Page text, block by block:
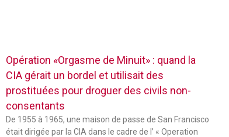
Opération «Orgasme de Minuit» : quand la
CIA gérait un bordel et utilisait des
prostituées pour droguer des civils non-
consentants
De 1955 à 1965, une maison de passe de San Francisco
était dirigée par la CIA dans le cadre de l’ « Operation